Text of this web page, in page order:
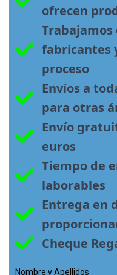
ofrecen
fabricantes
proceso
Envíos a
para otras
Envío
euros
Tiempo de
laborables
Entrega en
Cheque
Nombre y Apellidos